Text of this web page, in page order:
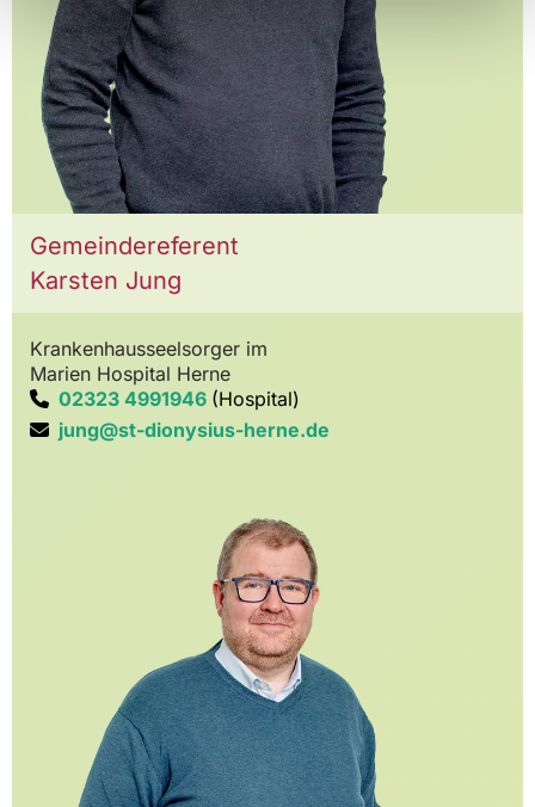
Gemeindereferent
Karsten Jung
Krankenhausseelsorger im
Marien Hospital Herne
 02323 4991946 (Hospital)
 jung@st-dionysius-herne.de